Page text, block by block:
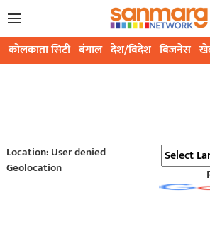
कोलकाता सिटी बंगाल देश/विदेश बिजनेस
Location: User denied
Geolocation